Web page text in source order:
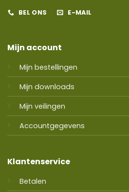
BEL ONS E-MAIL
Mijn account
Mijn bestellingen
Mijn downloads
Mijn veilingen
Accountgegevens
Klantenservice
Betalen